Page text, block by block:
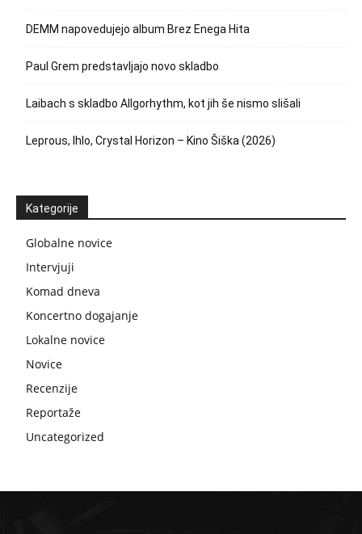
DEMM napovedujejo album Brez Enega Hita
Paul Grem predstavljajo novo skladbo
Laibach s skladbo Allgorhythm, kot jih še nismo slišali
Leprous, Ihlo, Crystal Horizon – Kino Šiška (2026)
Kategorije
Globalne novice
Intervjuji
Komad dneva
Koncertno dogajanje
Lokalne novice
Novice
Recenzije
Reportaže
Uncategorized